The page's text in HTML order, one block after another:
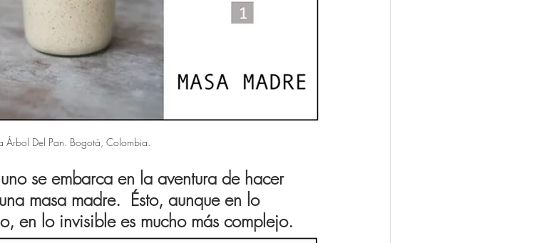
Árbol Del Pan. Bogotá, Colombia.
se embarca en la aventura de hacer
masa madre.  Ésto, aunque en lo
en lo invisible es mucho más complejo.